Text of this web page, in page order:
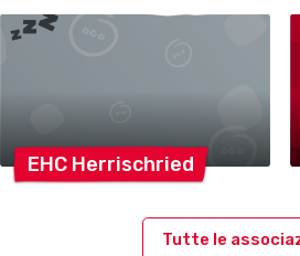
EHC Herrischried
Tutte le